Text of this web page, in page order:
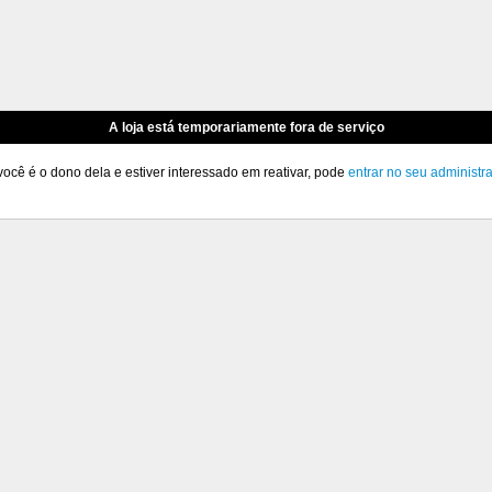
A loja está temporariamente fora de serviço
é o dono dela e estiver interessado em reativar, pode entrar no seu